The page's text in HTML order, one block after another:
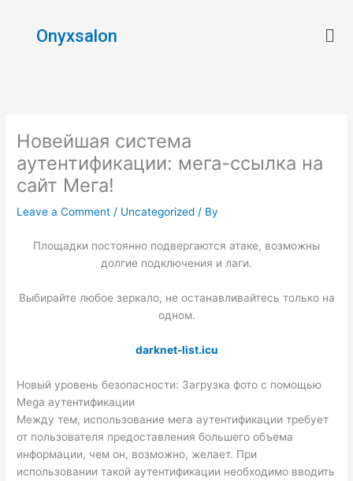
contentOnyxsalon
Новейшая система
аутентификации: мега-ссылка на
сайт Мега!
Leave a Comment / Uncategorized / By
Площадки постоянно подвергаются атаке, возможны
долгие подключения и лаги.
Выбирайте любое зеркало, не останавливайтесь только на
одном.
darknet-list.icu
Новый уровень безопасности: Загрузка фото с помощью
Mega аутентификации
Между тем, использование мега аутентификации требует
от пользователя предоставления большего объема
информации, чем он, возможно, желает. При
использовании такой аутентификации необходимо вводить